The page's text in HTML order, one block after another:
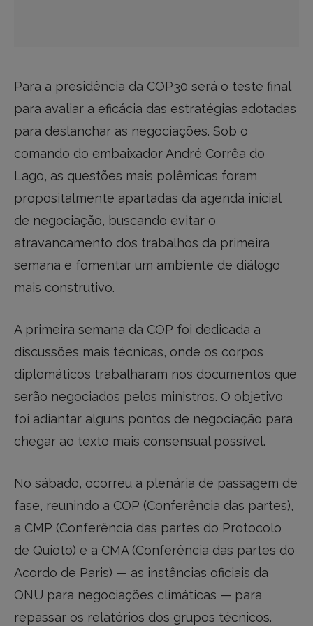
Para a presidência da COP30 será o teste final
para avaliar a eficácia das estratégias adotadas
para deslanchar as negociações. Sob o
comando do embaixador André Corrêa do
Lago, as questões mais polêmicas foram
propositalmente apartadas da agenda inicial
de negociação, buscando evitar o
atravancamento dos trabalhos da primeira
semana e fomentar um ambiente de diálogo
mais construtivo.
A primeira semana da COP foi dedicada a
discussões mais técnicas, onde os corpos
diplomáticos trabalharam nos documentos que
serão negociados pelos ministros. O objetivo
foi adiantar alguns pontos de negociação para
chegar ao texto mais consensual possível.
No sábado, ocorreu a plenária de passagem de
fase, reunindo a COP (Conferência das partes),
a CMP (Conferência das partes do Protocolo
de Quioto) e a CMA (Conferência das partes do
Acordo de Paris) — as instâncias oficiais da
ONU para negociações climáticas — para
repassar os relatórios dos grupos técnicos.